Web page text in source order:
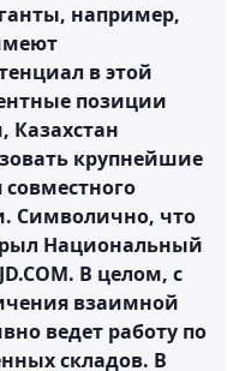
например,
в этой
позиции
Казахстан
крупнейшие
Символично, что
Национальный
В целом, с
взаимной
ведет работу по
складов. В